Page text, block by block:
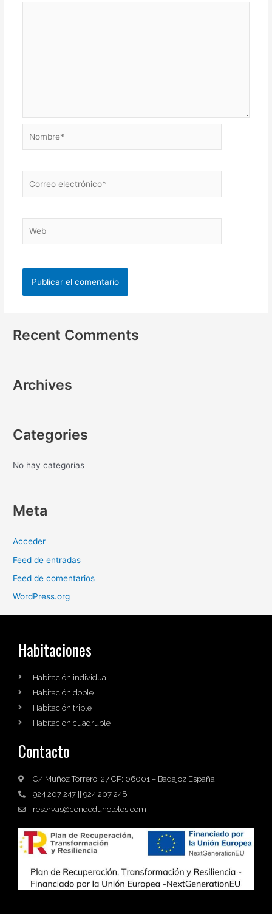
Recent Comments
Archives
Categories
No hay categorías
Meta
Acceder
Feed de entradas
Feed de comentarios
WordPress.org
Habitaciones
Habitación individual
Habitación doble
Habitación triple
Habitación cuádruple
Contacto
C/ Muñoz Torrero, 27 CP: 06001 – Badajoz España
924 207 247 || 924 207 248
reservas@condeduhoteles.com